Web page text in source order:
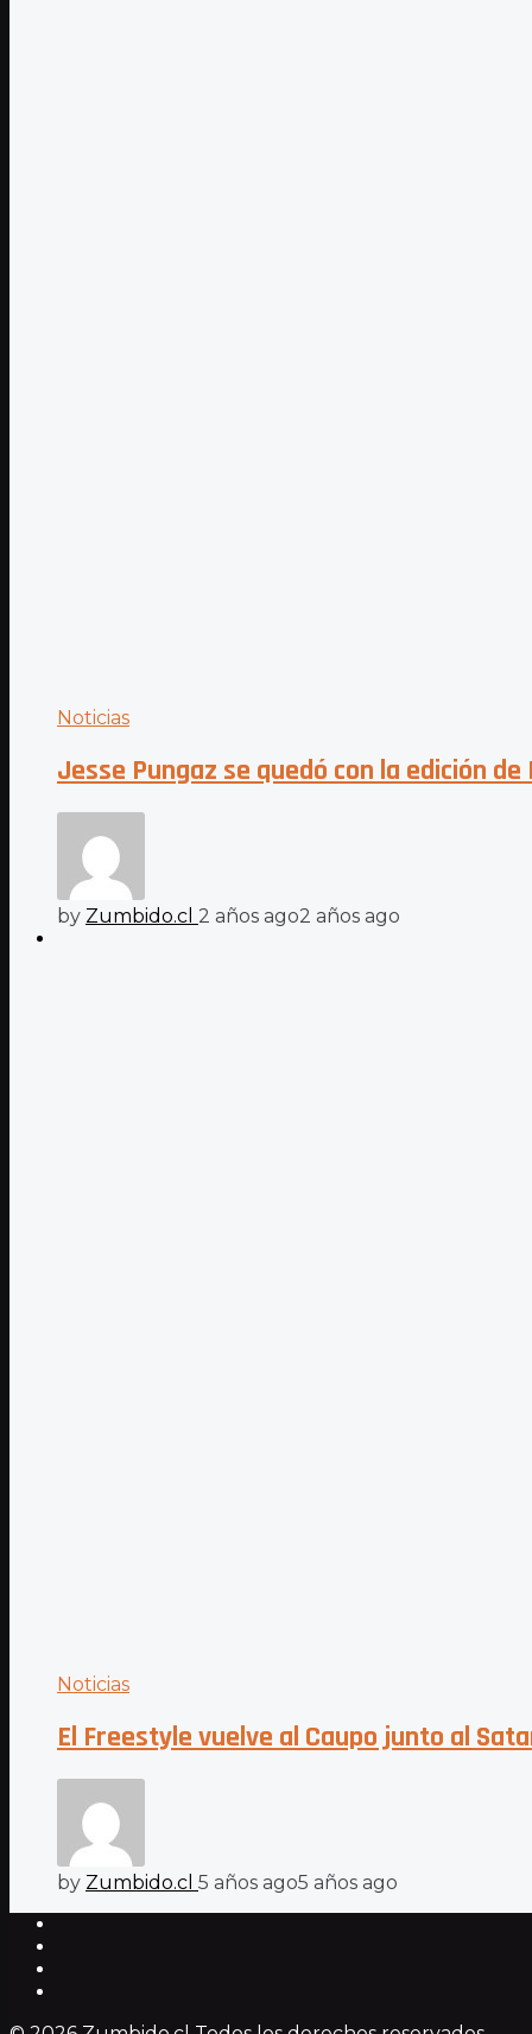
Noticias
Jesse Pungaz se quedó con la edición
by Zumbido.cl 2 años ago2 años ago
Noticias
El Freestyle vuelve al Caupo junto al
by Zumbido.cl 5 años ago5 años ago